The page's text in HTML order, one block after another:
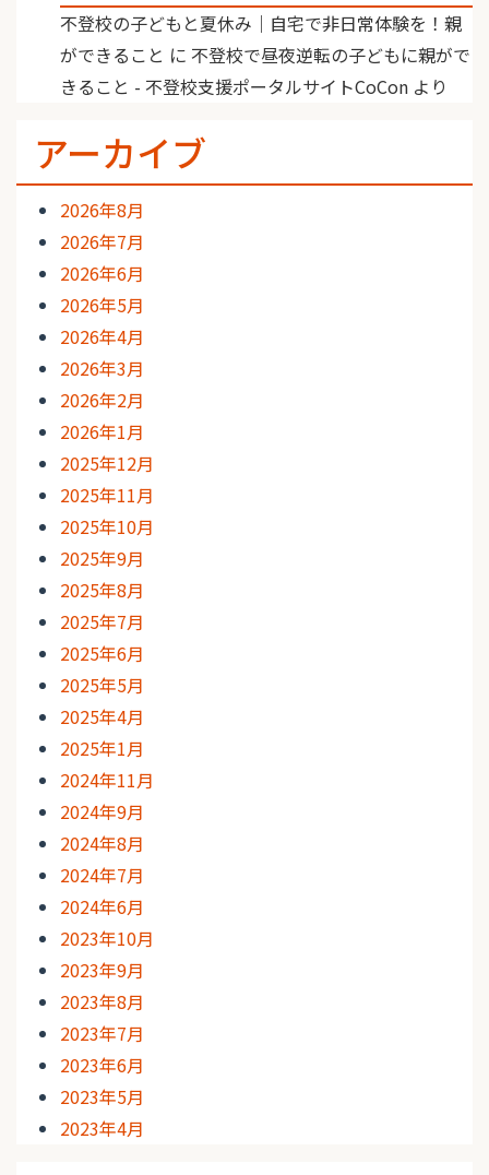
不登校の子どもと夏休み｜自宅で非日常体験を！親
ができること に 不登校で昼夜逆転の子どもに親がで
きること - 不登校支援ポータルサイトCoCon より
アーカイブ
2026年8月
2026年7月
2026年6月
2026年5月
2026年4月
2026年3月
2026年2月
2026年1月
2025年12月
2025年11月
2025年10月
2025年9月
2025年8月
2025年7月
2025年6月
2025年5月
2025年4月
2025年1月
2024年11月
2024年9月
2024年8月
2024年7月
2024年6月
2023年10月
2023年9月
2023年8月
2023年7月
2023年6月
2023年5月
2023年4月